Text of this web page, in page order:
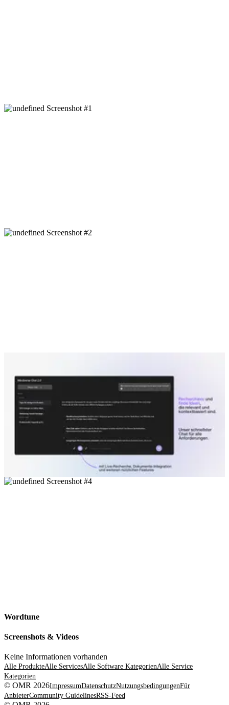
Wordtune
Screenshots & Videos
Keine Informationen vorhanden
Alle ProdukteAlle ServicesAlle Software KategorienAlle Service
Kategorien
© OMR 2026ImpressumDatenschutzNutzungsbedingungenFür
AnbieterCommunity GuidelinesRSS-Feed